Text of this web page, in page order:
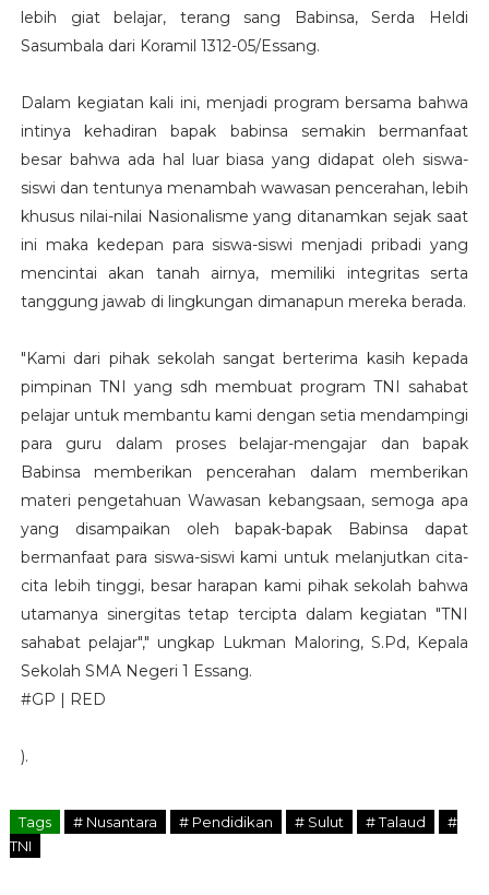
lebih giat belajar, terang sang Babinsa, Serda Heldi
Sasumbala dari Koramil 1312-05/Essang.
Dalam kegiatan kali ini, menjadi program bersama bahwa
intinya kehadiran bapak babinsa semakin bermanfaat
besar bahwa ada hal luar biasa yang didapat oleh siswa-
siswi dan tentunya menambah wawasan pencerahan, lebih
khusus nilai-nilai Nasionalisme yang ditanamkan sejak saat
ini maka kedepan para siswa-siswi menjadi pribadi yang
mencintai akan tanah airnya, memiliki integritas serta
tanggung jawab di lingkungan dimanapun mereka berada.
"Kami dari pihak sekolah sangat berterima kasih kepada
pimpinan TNI yang sdh membuat program TNI sahabat
pelajar untuk membantu kami dengan setia mendampingi
para guru dalam proses belajar-mengajar dan bapak
Babinsa memberikan pencerahan dalam memberikan
materi pengetahuan Wawasan kebangsaan, semoga apa
yang disampaikan oleh bapak-bapak Babinsa dapat
bermanfaat para siswa-siswi kami untuk melanjutkan cita-
cita lebih tinggi, besar harapan kami pihak sekolah bahwa
utamanya sinergitas tetap tercipta dalam kegiatan "TNI
sahabat pelajar"," ungkap Lukman Maloring, S.Pd, Kepala
Sekolah SMA Negeri 1 Essang.
#GP | RED
).
Tags # Nusantara # Pendidikan # Sulut # Talaud
#
TNI